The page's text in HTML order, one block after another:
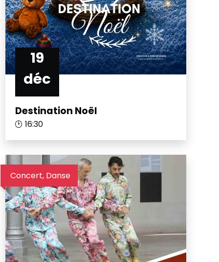
19
déc
Destination Noël
16:30
Concert, Danse